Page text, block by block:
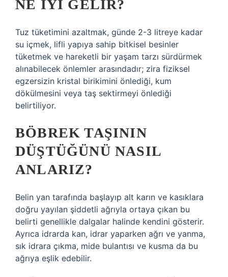
NE IYI GELIR?
Tuz tüketimini azaltmak, günde 2-3 litreye kadar
su içmek, lifli yapıya sahip bitkisel besinler
tüketmek ve hareketli bir yaşam tarzı sürdürmek
alınabilecek önlemler arasındadır; zira fiziksel
egzersizin kristal birikimini önlediği, kum
dökülmesini veya taş sektirmeyi önlediği
belirtiliyor.
BÖBREK TAŞININ
DÜŞTÜĞÜNÜ NASIL
ANLARIZ?
Belin yan tarafında başlayıp alt karın ve kasıklara
doğru yayılan şiddetli ağrıyla ortaya çıkan bu
belirti genellikle dalgalar halinde kendini gösterir.
Ayrıca idrarda kan, idrar yaparken ağrı ve yanma,
sık idrara çıkma, mide bulantısı ve kusma da bu
ağrıya eşlik edebilir.